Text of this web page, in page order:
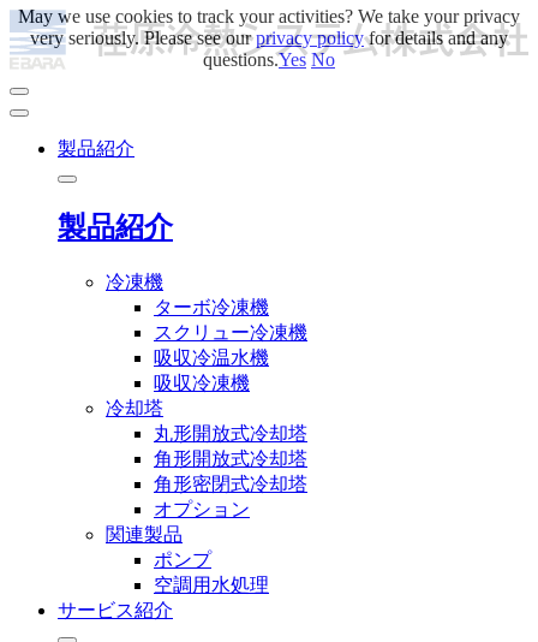
製品紹介
製品紹介
冷凍機
ターボ冷凍機
スクリュー冷凍機
吸収冷温水機
吸収冷凍機
冷却塔
丸形開放式冷却塔
角形開放式冷却塔
角形密閉式冷却塔
オプション
関連製品
ポンプ
空調用水処理
サービス紹介
May we use cookies to track your activities? We take your privacy
very seriously. Please see ourprivacy policyfor details and any
questions.Yes No